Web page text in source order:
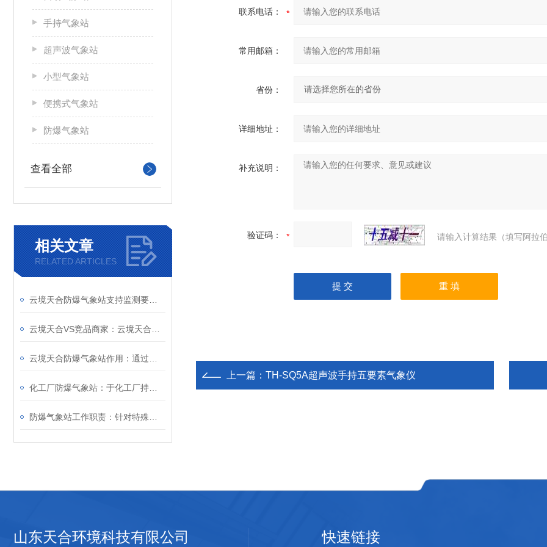
手持气象站
超声波气象站
小型气象站
便携式气象站
防爆气象站
查看全部
相关文章
RELATED ARTICLES
联系电话：
常用邮箱：
省份：
详细地址：
补充说明：
验证码： 请输入计算结果（填写阿拉
上一篇： TH-SQ5A超声波手持五要素气象仪
山东天合环境科技有限公司 快速链接